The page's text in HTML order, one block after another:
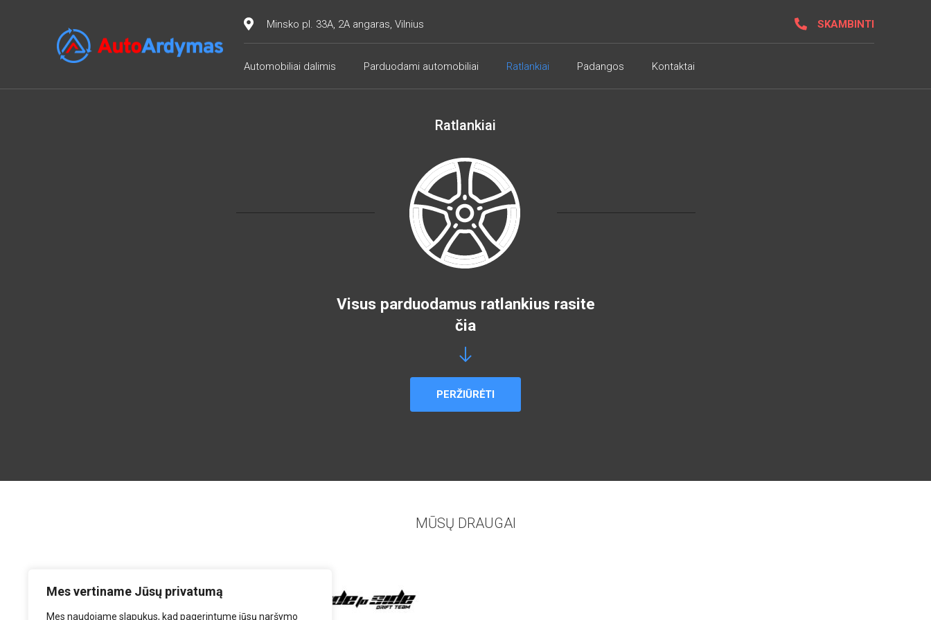
Mes vertiname Jūsų privatumą
Mes naudojame slapukus, kad pagerintume jūsų naršymo
Minsko pl. 33A, 2A angaras, Vilnius SKAMBINTI
Automobiliai dalimis Parduodami automobiliai Ratlankiai Padangos Kontaktai
Ratlankiai
Visus parduodamus ratlankius rasite
čia
PERŽIŪRĖTI
MŪSŲ DRAUGAI